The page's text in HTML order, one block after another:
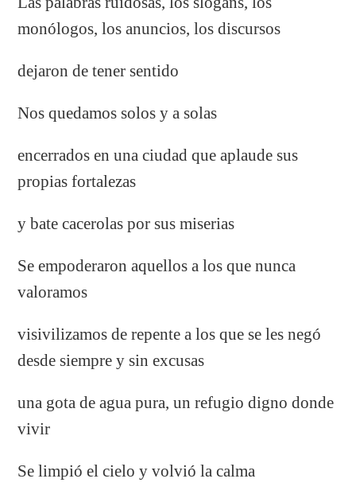
monólogos, los anuncios, los discursos
dejaron de tener sentido
Nos quedamos solos y a solas
encerrados en una ciudad que aplaude sus
propias fortalezas
y bate cacerolas por sus miserias
Se empoderaron aquellos a los que nunca
valoramos
visivilizamos de repente a los que se les negó
desde siempre y sin excusas
una gota de agua pura, un refugio digno donde
vivir
Se limpió el cielo y volvió la calma